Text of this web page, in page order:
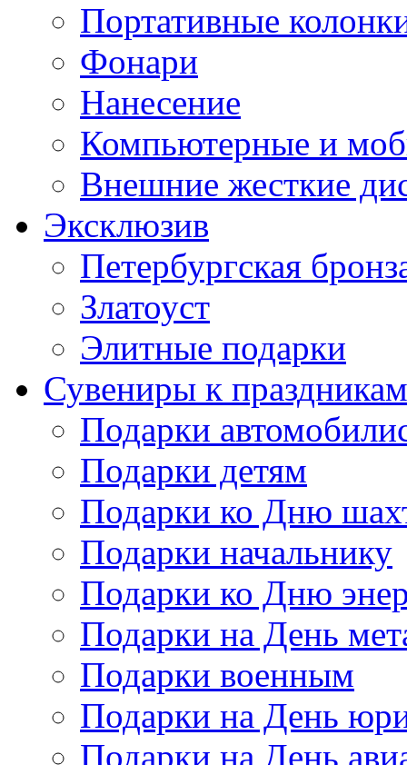
Портативные
Фонари
Нанесение
Компьютерные и
Внешние жесткие
Эксклюзив
Петербургская
Златоуст
Элитные подарки
Сувениры к праздникам
Подарки
Подарки детям
Подарки ко Дню
Подарки начальнику
Подарки ко Дню
Подарки на День
Подарки военным
Подарки на День
Подарки на День